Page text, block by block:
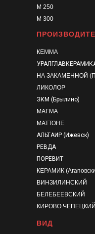
М 250
М 300
КЕММА
НА ЗАКАМЕННОЙ
ЛИКОЛОР
ЗКМ (Брылино)
МАГМА
МАТТОНЕ
АЛЬТАИР (Ижевск)
РЕВДА
ПОРЕВИТ
КЕРАМИК
ВИНЗИЛИНСКИЙ
БЕЛЕБЕЕВСКИЙ
КИРОВО ЧЕПЕЦКИЙ
ВИД